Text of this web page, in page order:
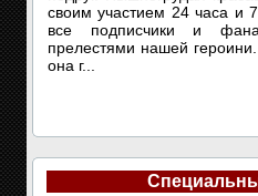
своим участием 24 часа и
все подписчики и
прелестями нашей
она г...